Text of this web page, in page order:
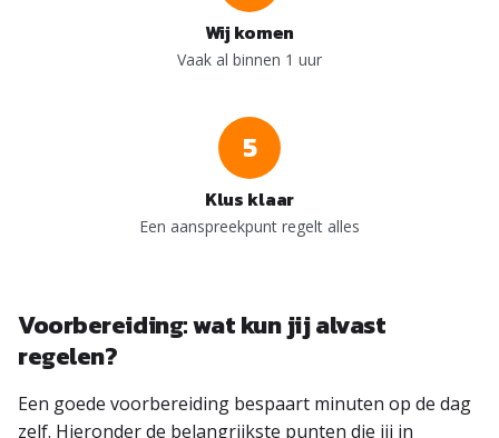
Wij komen
Vaak al binnen 1 uur
5
Klus klaar
Een aanspreekpunt regelt alles
Voorbereiding: wat kun jij alvast
regelen?
Een goede voorbereiding bespaart minuten op de dag
zelf. Hieronder de belangrijkste punten die jij in